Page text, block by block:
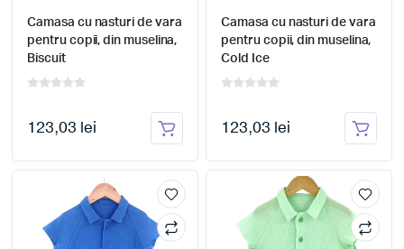
Camasa cu nasturi de vara
pentru copii, din muselina,
Biscuit
123,03 lei
Camasa cu nasturi de vara
pentru copii, din muselina,
Cold Ice
123,03 lei